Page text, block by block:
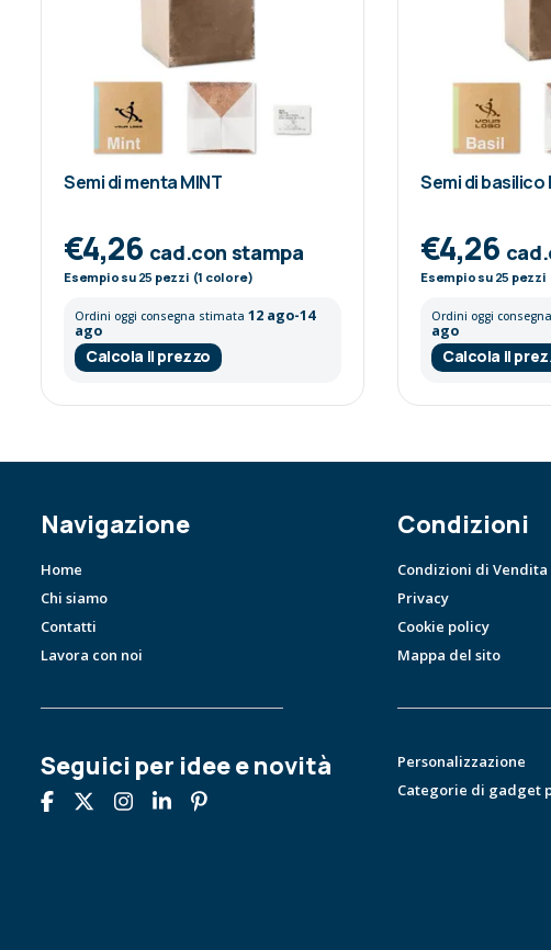
Semi di menta MINT
€4,26 cad.con stampa
Esempio su 25 pezzi (1 colore)
Ordini oggi consegna stimata 12 ago-14
ago
Calcola il prezzo
Semi di basilico
€4,26
Esempio su 25 pezzi
Ordini oggi
ago
Calcola il
Navigazione
Home
Chi siamo
Contatti
Lavora con noi
Seguici per idee e novità
Condizioni
Condizioni di Vendita
Privacy
Cookie policy
Mappa del sito
Personalizzazione
Categorie di gadget